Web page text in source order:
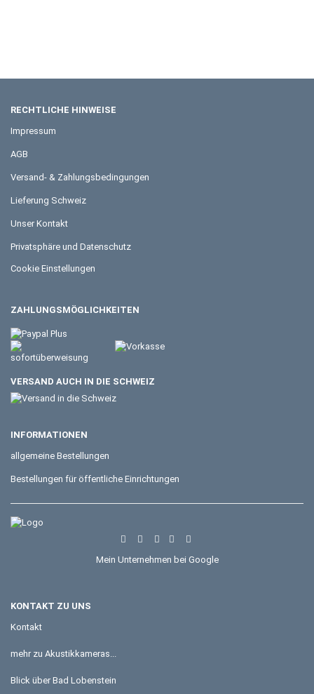
RECHTLICHE HINWEISE
Impressum
AGB
Versand- & Zahlungsbedingungen
Lieferung Schweiz
Unser Kontakt
Privatsphäre und Datenschutz
Cookie Einstellungen
ZAHLUNGSMÖGLICHKEITEN
VERSAND AUCH IN DIE SCHWEIZ
INFORMATIONEN
allgemeine Bestellungen
Bestellungen für öffentliche Einrichtungen
Mein Unternehmen bei Google
KONTAKT ZU UNS
Kontakt
mehr zu Akustikkameras...
Blick über Bad Lobenstein